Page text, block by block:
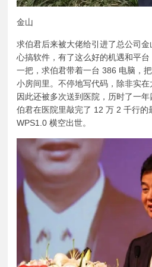
金山
求伯君后来被大佬给引进了总公司
心搞软件，有了这么好的机遇和平
一把，求伯君带着一台 386 电脑，
小房间里。不停地写代码，除非实在
因此还被多次送到医院，历时了一
伯君在医院里敲完了 12 万 2 千行的
WPS1.0 横空出世。